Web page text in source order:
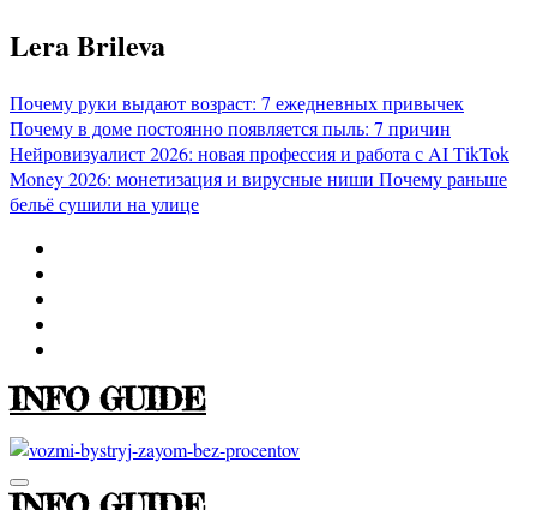
Перейти
к
Lera Brileva
Почему руки выдают возраст: 7 ежедневных привычек
Почему в доме постоянно появляется пыль: 7 причин
Нейровизуалист 2026: новая профессия и работа с AITikTok
Money 2026: монетизация и вирусные ниши Почему раньше
бельё сушили на улице
INFO GUIDE